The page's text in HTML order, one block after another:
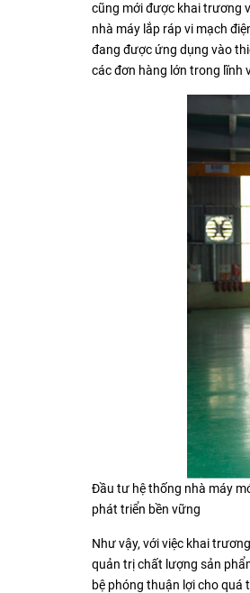
cũng mới được khai trương
nhà máy lắp ráp vi mạch
đang được ứng dụng vào
các đơn hàng lớn trong lĩnh
Đầu tư hệ thống nhà máy
phát triển bền vững
Như vậy, với việc khai
quản trị chất lượng sản
bệ phóng thuận lợi cho quá